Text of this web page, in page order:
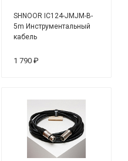
SHNOOR IC124-JMJM-B-
5m Инструментальный
кабель
1 790 ₽